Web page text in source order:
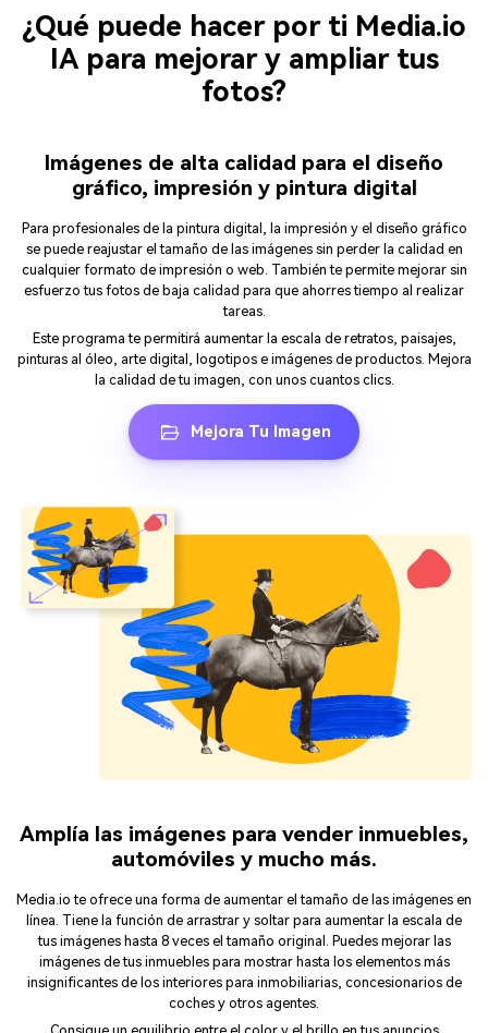
¿Qué puede hacer por ti Media.io
IA para mejorar y ampliar tus
fotos?
Imágenes de alta calidad para el diseño
gráfico, impresión y pintura digital
Para profesionales de la pintura digital, la impresión y el diseño gráfico
se puede reajustar el tamaño de las imágenes sin perder la calidad en
cualquier formato de impresión o web. También te permite mejorar sin
esfuerzo tus fotos de baja calidad para que ahorres tiempo al realizar
tareas.
Este programa te permitirá aumentar la escala de retratos, paisajes,
pinturas al óleo, arte digital, logotipos e imágenes de productos. Mejora
la calidad de tu imagen, con unos cuantos clics.
Mejora Tu Imagen
Amplía las imágenes para vender inmuebles,
automóviles y mucho más.
Media.io te ofrece una forma de aumentar el tamaño de las imágenes en
línea. Tiene la función de arrastrar y soltar para aumentar la escala de
tus imágenes hasta 8 veces el tamaño original. Puedes mejorar las
imágenes de tus inmuebles para mostrar hasta los elementos más
insignificantes de los interiores para inmobiliarias, concesionarios de
coches y otros agentes.